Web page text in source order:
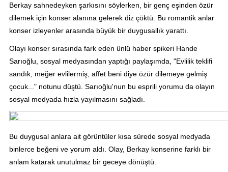
Berkay sahnedeyken şarkısını söylerken, bir genç eşinden özür
dilemek için konser alanına gelerek diz çöktü. Bu romantik anlar
konser izleyenler arasında büyük bir duygusallık yarattı.
Olayı konser sırasında fark eden ünlü haber spikeri Hande
Sarıoğlu, sosyal medyasından yaptığı paylaşımda, "Evlilik teklifi
sandık, meğer evlilermiş, affet beni diye özür dilemeye gelmiş
çocuk..." notunu düştü. Sarıoğlu'nun bu esprili yorumu da olayın
sosyal medyada hızla yayılmasını sağladı.
Bu duygusal anlara ait görüntüler kısa sürede sosyal medyada
binlerce beğeni ve yorum aldı. Olay, Berkay konserine farklı bir
anlam katarak unutulmaz bir geceye dönüştü.